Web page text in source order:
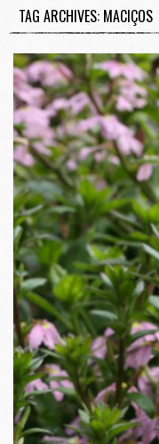
TAG ARCHIVES: MACIÇOS